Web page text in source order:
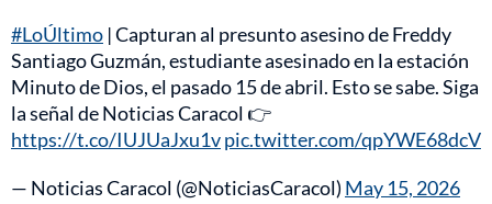
#LoÚltimo | Capturan al presunto asesino de Freddy
Santiago Guzmán, estudiante asesinado en la estación
Minuto de Dios, el pasado 15 de abril. Esto se sabe. Siga
la señal de Noticias Caracol 👉
https://t.co/IUJUaJxu1vpic.twitter.com/qpYWE68dcV
— Noticias Caracol (@NoticiasCaracol) May 15, 2026